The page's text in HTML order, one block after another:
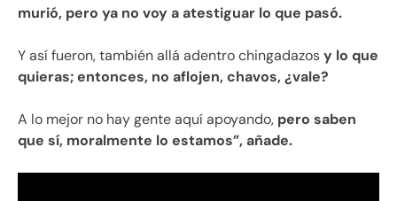
murió, pero ya no voy a atestiguar lo que pasó.
Y así fueron, también allá adentro chingadazosy lo que
quieras; entonces, no aflojen, chavos, ¿vale?
A lo mejor no hay gente aquí apoyando, pero saben
que sí, moralmente lo estamos”, añade.